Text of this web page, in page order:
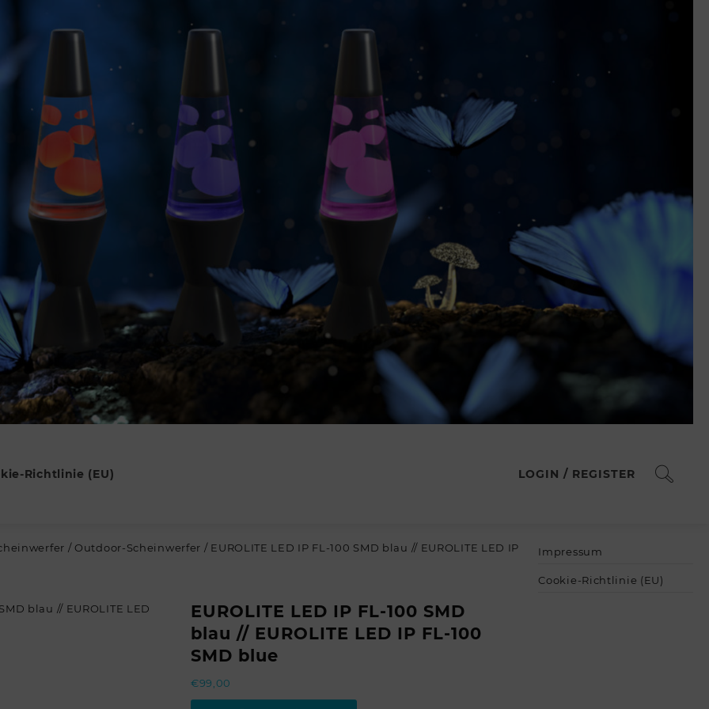
Richtlinie (EU) LOGIN / REGISTER
/ Outdoor-Scheinwerfer / EUROLITE LED IP FL-100 SMD blau // EUROLITE LED IP
EUROLITE LED IP FL-100 SMD
blau // EUROLITE LED IP FL-100
SMD blue
€99,00
Impressum
Cookie-Richtlinie (EU)